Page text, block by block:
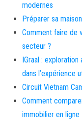
modernes
Préparer sa
Comment faire de
secteur ?
IGraal :
dans l’expérience
Circuit Vietnam
Comment
immobilier en ligne